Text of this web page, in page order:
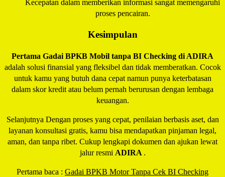
Kecepatan dalam memberikan informasi sangat memengaruhi
proses pencairan.
Kesimpulan
Pertama Gadai BPKB Mobil tanpa BI Checking di ADIRA
adalah solusi finansial yang fleksibel dan tidak memberatkan. Cocok
untuk kamu yang butuh dana cepat namun punya keterbatasan
dalam skor kredit atau belum pernah berurusan dengan lembaga
keuangan.
Selanjutnya Dengan proses yang cepat, penilaian berbasis aset, dan
layanan konsultasi gratis, kamu bisa mendapatkan pinjaman legal,
aman, dan tanpa ribet. Cukup lengkapi dokumen dan ajukan lewat
jalur resmi ADIRA .
Pertama baca : Gadai BPKB Motor Tanpa Cek BI Checking